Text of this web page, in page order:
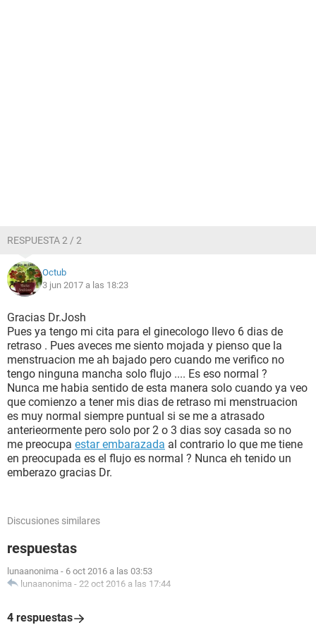
RESPUESTA 2 / 2
Octub
3 jun 2017 a las 18:23
Gracias Dr.Josh
Pues ya tengo mi cita para el ginecologo llevo 6 dias de
retraso . Pues aveces me siento mojada y pienso que la
menstruacion me ah bajado pero cuando me verifico no
tengo ninguna mancha solo flujo .... Es eso normal ?
Nunca me habia sentido de esta manera solo cuando ya veo
que comienzo a tener mis dias de retraso mi menstruacion
es muy normal siempre puntual si se me a atrasado
anterieormente pero solo por 2 o 3 dias soy casada so no
me preocupa estar embarazada al contrario lo que me tiene
en preocupada es el flujo es normal ? Nunca eh tenido un
emberazo gracias Dr.
Discusiones similares
respuestas
lunaanonima - 6 oct 2016 a las 03:53
lunaanonima - 22 oct 2016 a las 17:44
4 respuestas